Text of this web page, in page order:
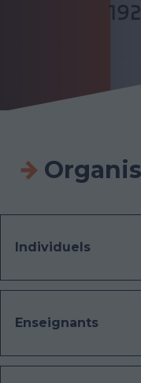
Individuels
Enseignants